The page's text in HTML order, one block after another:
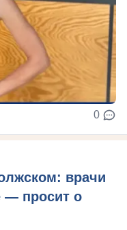
0
врачи
— просит о